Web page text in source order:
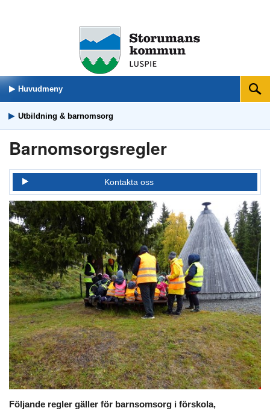
Huvudmeny Sök
Utbildning & barnomsorg
Barnomsorgsregler
Kontakta oss
Följande regler gäller för barnsomsorg i förskola,